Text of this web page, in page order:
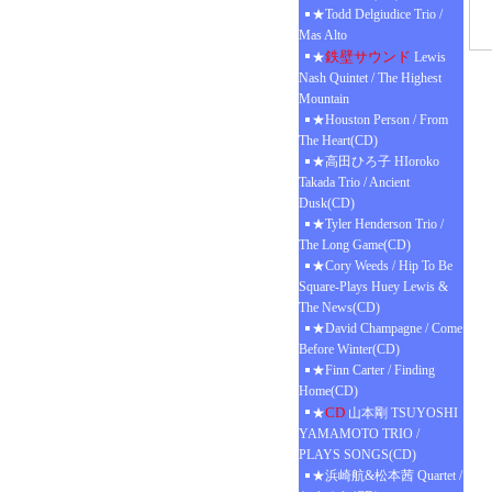
★Todd Delgiudice Trio /
Mas Alto
★鉄壁サウンド Lewis
Nash Quintet / The Highest
Mountain
★Houston Person / From
The Heart(CD)
★高田ひろ子 HIoroko
Takada Trio / Ancient
Dusk(CD)
★Tyler Henderson Trio /
The Long Game(CD)
★Cory Weeds / Hip To Be
Square-Plays Huey Lewis &
The News(CD)
★David Champagne / Come
Before Winter(CD)
★Finn Carter / Finding
Home(CD)
★CD 山本剛 TSUYOSHI
YAMAMOTO TRIO /
PLAYS SONGS(CD)
★浜崎航&松本茜 Quartet /